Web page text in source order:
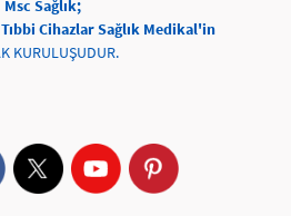
Msc Sağlık;
Tıbbi Cihazlar Sağlık Medikal'in
KURULUŞUDUR.